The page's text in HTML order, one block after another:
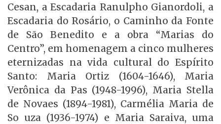
Cesan, a Escadaria Ranulpho Gianordoli, a
Escadaria do Rosário, o Caminho da Fonte
de São Benedito e a obra “Marias do
Centro”, em homenagem a cinco mulheres
eternizadas na vida cultural do Espírito
Santo: Maria Ortiz (1604-1646), Maria
Verônica da Pas (1948-1996), Maria Stella
de Novaes (1894-1981), Carmélia Maria de
So uza (1936-1974) e Maria Saraiva, uma